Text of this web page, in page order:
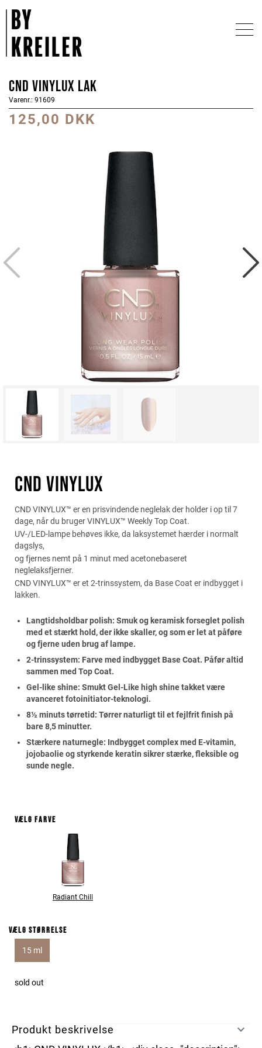
CND Vinylux Lak
Varenr.: 91609
125,00 DKK
CND VINYLUX
CND VINYLUX™ er en prisvindende neglelak der holder i op til 7
dage, når du bruger VINYLUX™ Weekly Top Coat.
UV-/LED-lampe behøves ikke, da laksystemet hærder i normalt
dagslys,
og fjernes nemt på 1 minut med acetonebaseret
neglelaksfjerner.
CND VINYLUX™ er et 2-trinssystem, da Base Coat er indbygget i
lakken.
Langtidsholdbar polish: Smuk og keramisk forseglet polish
med et stærkt hold, der ikke skaller, og som er let at påføre
og fjerne uden brug af lampe.
2-trinssystem: Farve med indbygget Base Coat. Påfør altid
sammen med Top Coat.
Gel-like shine: Smukt Gel-Like high shine takket være
avanceret fotoinitiator-teknologi.
8½ minuts tørretid: Tørrer naturligt til et fejlfrit finish på
bare 8,5 minutter.
Stærkere naturnegle: Indbygget complex med E-vitamin,
jojobaolie og styrkende keratin sikrer stærke, fleksible og
sunde negle.
Vælg farve
Radiant Chill
Vælg størrelse
15 ml
sold out
Produkt beskrivelse